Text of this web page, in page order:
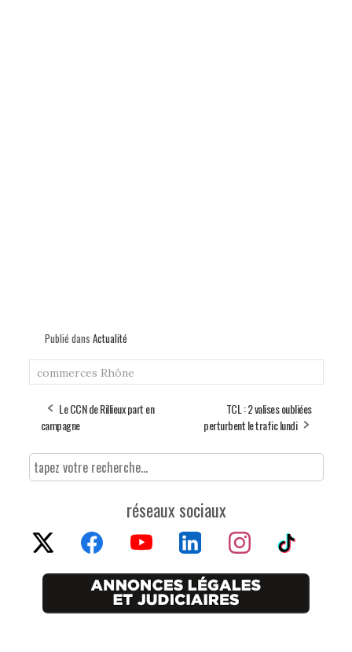
Publié dans Actualité
commerces Rhône
Le CCN de Rillieux part en
campagne
TCL : 2 valises oubliées
perturbent le trafic lundi
réseaux sociaux